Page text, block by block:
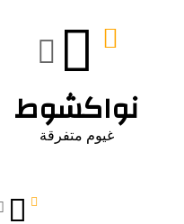
نواكشوط
غيوم متفرقة